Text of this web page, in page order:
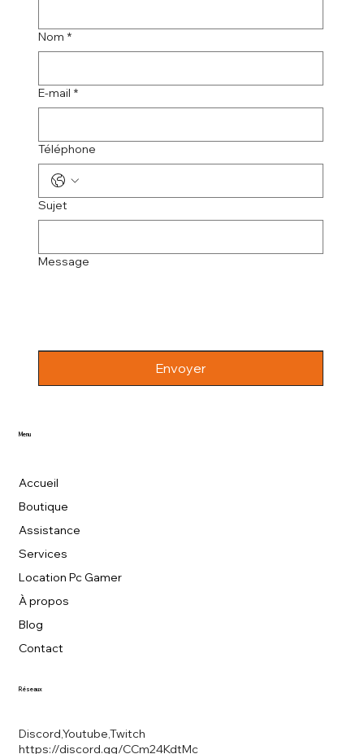
Discord,Youtube,Twitch
https://discord.gg/CCm24KdtMc
Réseaux
Accueil
Boutique
Assistance
Services
Location Pc Gamer
À propos
Blog
Contact
Menu
Nom *
E-mail *
Téléphone
Sujet
Message
Envoyer